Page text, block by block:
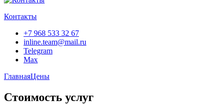
Контакты
+7 968 533 32 67
inline.team@mail.ru
Telegram
Max
ГлавнаяЦены
Стоимость услуг